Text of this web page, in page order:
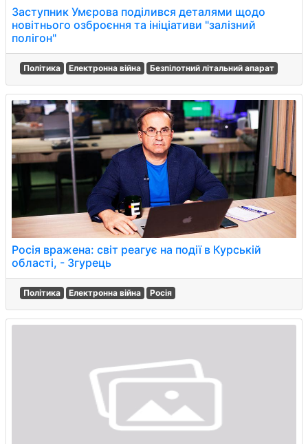
Заступник Умєрова поділився деталями щодо
новітнього озброєння та ініціативи "залізний
полігон"
Політика Електронна війна Безпілотний літальний апарат
Росія вражена: світ реагує на події в Курській
області, - Згурець
Політика Електронна війна Росія